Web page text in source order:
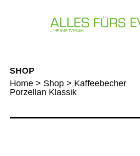
SHOP
Home > Shop > Kaffeebecher
Porzellan Klassik